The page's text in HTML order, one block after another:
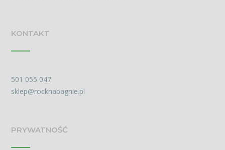
KONTAKT
501 055 047
sklep@rocknabagnie.pl
PRYWATNOŚĆ